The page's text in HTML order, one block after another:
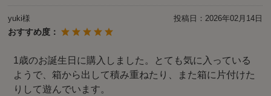
yuki様 投稿日： 2026年02月14日
おすすめ度：
1歳のお誕生日に購入しました。とても気に入っている
ようで、箱から出して積み重ねたり、また箱に片付けた
りして遊んでいます。